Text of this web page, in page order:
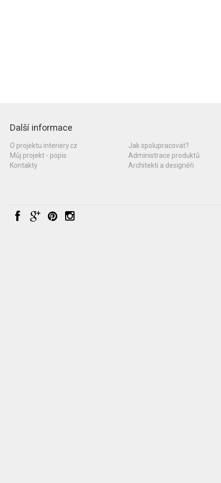
Další informace
O projektu interiery.cz
Můj projekt - popis
Kontakty
Jak spolupracovat?
Administrace produktů
Architekti a designéři